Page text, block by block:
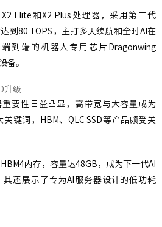
Elite和X2 Plus处理器，采用第三代
到80 TOPS，主打多天续航和全时AI在
到端的机器人专用芯片Dragonwing
备。
升级
要性日益凸显，高带宽与大容量成为
键词，HBM、QLC SSD等产品颇受关
内存，容量达48GB，成为下一代AI
还展示了专为AI服务器设计的低功耗